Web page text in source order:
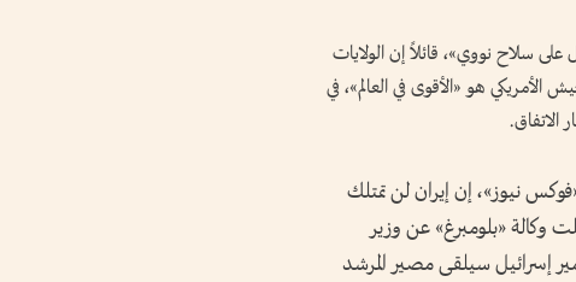
سلاح نووي»، قائلاً إن الولايات
هو «الأقوى في العالم»، في
نيوز»، إن إيران لن تمتلك
وكالة «بلومبرغ» عن وزير
إسرائيل سيلقى مصير المرشد